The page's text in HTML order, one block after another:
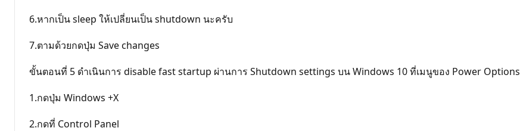
6.หากเป็น sleep ให้เปลี่ยนเป็น shutdown นะครับ
7.ตามด้วยกดปุ่ม Save changes
ขั้นตอนที่ 5 ดำเนินการ disable fast startup ผ่านการ Shutdown settings บน Windows 10 ที่เมนูของ Power Options
1.กดปุ่ม Windows +X
2.กดที่ Control Panel